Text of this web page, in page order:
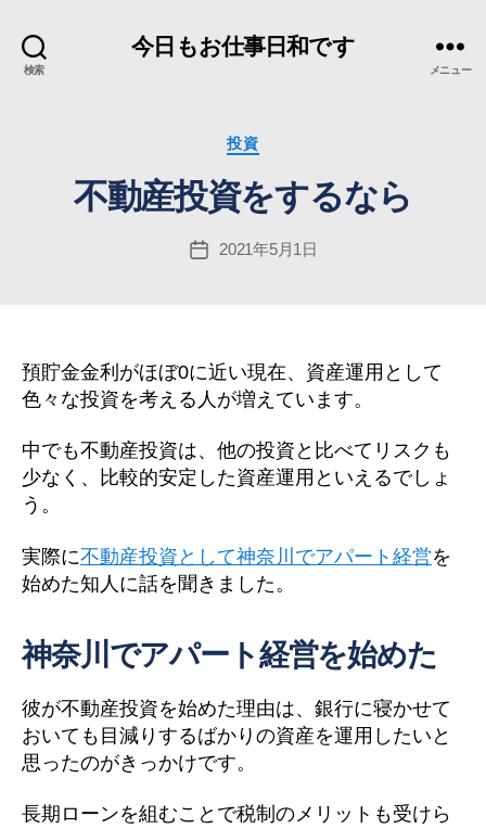
検索
今日もお仕事日和です
メニュー
カ
ゴ
リ
投資
不動産投資をするなら
投
2021年5月1日
預貯金金利がほぼ0に近い現在、資産運用として
色々な投資を考える人が増えています。
中でも不動産投資は、他の投資と比べてリスクも
少なく、比較的安定した資産運用といえるでしょ
う。
実際に不動産投資として神奈川でアパート経営を
始めた知人に話を聞きました。
神奈川でアパート経営を始めた
彼が不動産投資を始めた理由は、銀行に寝かせて
おいても目減りするばかりの資産を運用したいと
思ったのがきっかけです。
長期ローンを組むことで税制のメリットも受けら